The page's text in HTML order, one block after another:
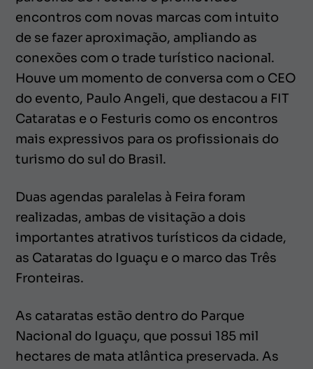
encontros com novas marcas com intuito
de se fazer aproximação, ampliando as
conexões com o trade turístico nacional.
Houve um momento de conversa com o CEO
do evento, Paulo Angeli, que destacou a FIT
Cataratas e o Festuris como os encontros
mais expressivos para os profissionais do
turismo do sul do Brasil.
Duas agendas paralelas à Feira foram
realizadas, ambas de visitação a dois
importantes atrativos turísticos da cidade,
as Cataratas do Iguaçu e o marco das Três
Fronteiras.
As cataratas estão dentro do Parque
Nacional do Iguaçu, que possui 185 mil
hectares de mata atlântica preservada. As